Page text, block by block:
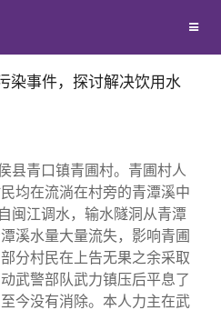
校友会
台
染事件，探讨解决饮用水
县青口镇青圃村。青圃村人
均在流淌在村旁的青潭溪中
闽江调水，输水隧洞从青潭
溪水量大量流失，影响青圃
分村民在上告无果之余采取
武警部队武力镇压后平息了
今没有消除。本人力主在武